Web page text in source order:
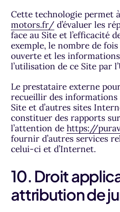
Cette technologie permet
motors.fr/ d’évaluer les
face au Site et l’efficacité
exemple, le nombre de
ouverte et les
l’utilisation de ce Site par
Le prestataire externe
recueillir des informations
Site et d’autres sites
constituer des rapports
l’attention dehttps://
fournir d’autres services
celui-ci et d’Internet.
10. Droit
attribution de